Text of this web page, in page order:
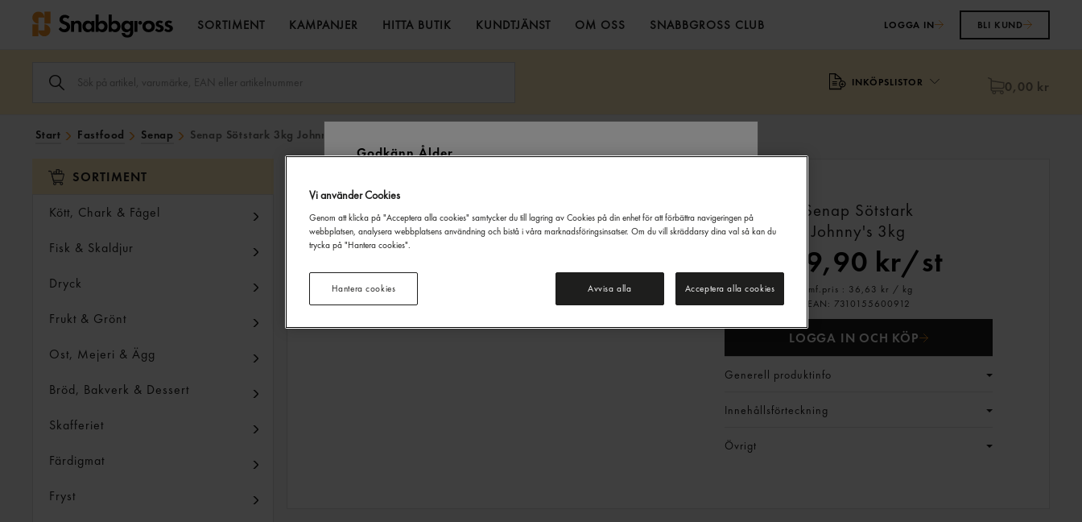
SORTIMENT KAMPANJER HITTA BUTIK KUNDTJÄNST OM OSS SNABBGROSS CLUB LOGGA IN BLI KUND
ARTIKEL,
ARTIKELNUMMER
SÖK
FÄLTET.
INKÖPSLISTOR 0,00 kr
Start Fastfood Senap Senap Sötstark 3kg Johnny's
SORTIMENT
Kött, Chark & Fågel
Fisk & Skaldjur
Dryck
Frukt & Grönt
Ost, Mejeri & Ägg
Bröd, Bakverk & Dessert
Skafferiet
Färdigmat
Fryst
Senap Sötstark
Johnny's 3kg
109,90 kr/st
Jmf.pris : 36,63 kr / kg
EAN: 7310155600912
LOGGA IN OCH KÖP
Generell produktinfo
Innehållsförteckning
Övrigt
Godkänn Ålder
och besök på denna webbplats måste du vara 20 år eller äldre.
JAG ÄR UNDER 20 ÅR JAG ÄR 20 ÅR ELLER ÄLDRE
Vi använder Cookies
Genom att klicka på "Acceptera alla cookies" samtycker du till lagring av Cookies på din enhet för att förbättra navigeringen på
webbplatsen, analysera webbplatsens användning och bistå i våra marknadsföringsinsatser. Om du vill skräddarsy dina val så kan du
trycka på "Hantera cookies".
Avvisa alla Acceptera alla cookies
Hantera cookies